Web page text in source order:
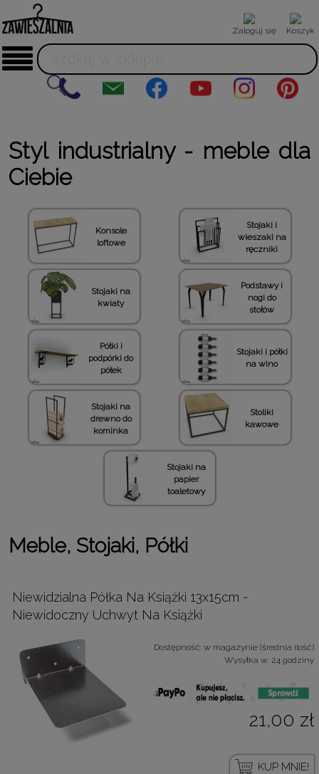
Zaloguj się Koszyk
Styl industrialny - meble dla
Ciebie
Konsole
loftowe
Stojaki i
wieszaki na
ręczniki
Stojaki na
kwiaty
Podstawy i
nogi do
stołów
Półki i
podpórki do
półek
Stojaki i półki
na wino
Stojaki na
drewno do
kominka
Stoliki
kawowe
Stojaki na
papier
toaletowy
Meble, Stojaki, Półki
Niewidzialna Półka Na Książki 13x15cm -
Niewidoczny Uchwyt Na Książki
Dostępność: w magazynie (średnia ilość)
Wysyłka w: 24 godziny
21,00 zł
KUP MNIE!